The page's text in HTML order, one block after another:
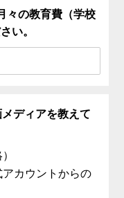
々の教育費（学校
い。
ディアを教えて
カウントからの